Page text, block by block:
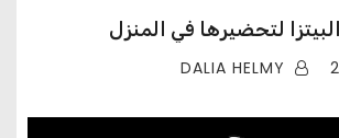
لتحضيرها في المنزل